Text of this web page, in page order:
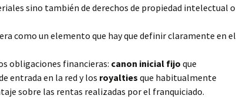
sino también de derechos de propiedad intelectual o
como un elemento que hay que definir claramente en el
obligaciones financieras: canon inicial fijo que
entrada en la red y los royalties que habitualmente
sobre las rentas realizadas por el franquiciado.